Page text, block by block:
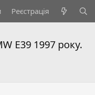
Реєстрація
E39 1997 року.